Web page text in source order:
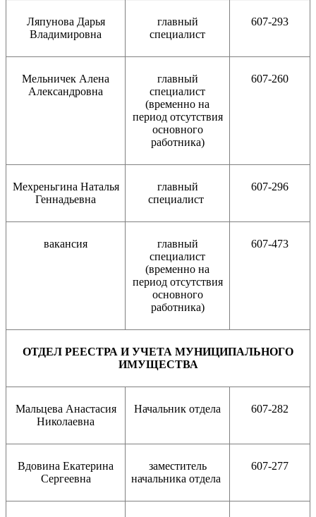
Ляпунова Дарья
Владимировна
главный
специалист
607-293
Мельничек Алена
Александровна
главный
специалист
(временно на
период отсутствия
основного
работника)
607-260
Мехреньгина Наталья
Геннадьевна
главный
специалист
607-296
вакансия
главный
специалист
(временно на
период отсутствия
основного
работника)
607-473
ОТДЕЛ РЕЕСТРА И УЧЕТА МУНИЦИПАЛЬНОГО
ИМУЩЕСТВА
Мальцева Анастасия
Николаевна
Начальник отдела 607-282
Вдовина Екатерина
Сергеевна
заместитель
начальника отдела
607-277